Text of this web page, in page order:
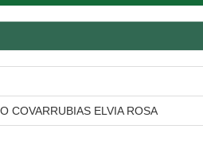
COVARRUBIAS ELVIA ROSA